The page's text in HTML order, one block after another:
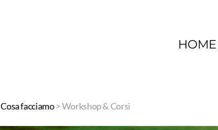
HOME
Cosa facciamo> Workshop & Corsi